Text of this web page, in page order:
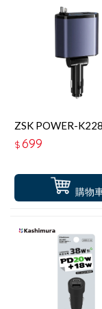
購物
ZSK POWER-
＋PD 5組輸出車充
$699